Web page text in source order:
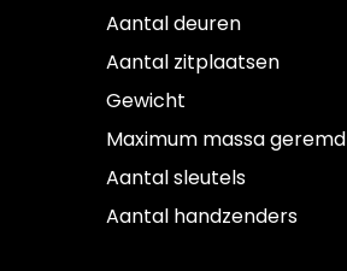
Aantal deuren
Aantal zitplaatsen
Gewicht
Maximum massa geremd
Aantal sleutels
Aantal handzenders